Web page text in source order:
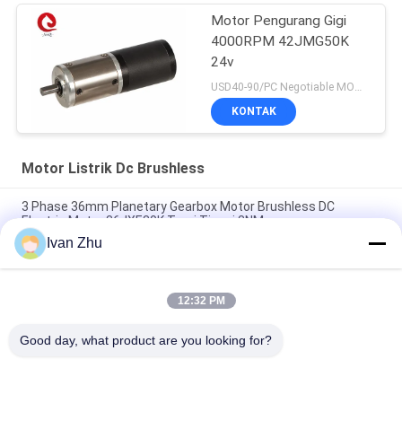
Motor Pengurang Gigi
4000RPM 42JMG50K
24v
KONTAK
Motor Listrik Dc Brushless
3 Phase 36mm Planetary Gearbox Motor Brushless DC
Electric Motor 36JXE30K Torsi Tinggi 3NM
3.0N.M 33mm 24V BLDC Planetary Gear Motor Untuk Sepeda
Listrik Mobil Perahu
24V 42BLS100 Motor Listrik DC Brushless 42JMG200K Metal
Ivan Zhu
12:32 PM
Good day, what product are you looking for?